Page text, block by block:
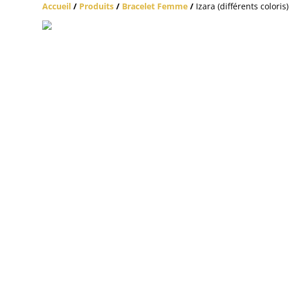
Accueil / Produits / Bracelet Femme / Izara (différents coloris)